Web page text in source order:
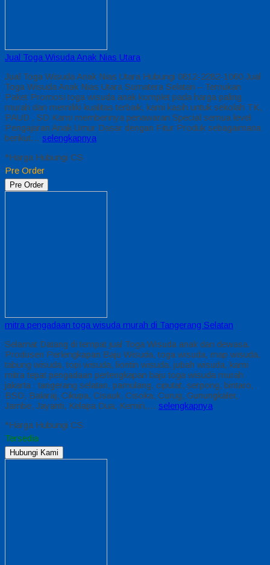
Jual Toga Wisuda Anak Nias Utara
Jual Toga Wisuda Anak Nias Utara Hubungi 0812-2282-1060 Jual
Toga Wisuda Anak Nias Utara Sumatera Selatan – Temukan
Paket Promosi toga wisuda anak komplet pada harga paling
murah dan memiliki kualitas terbaik, kami kasih untuk sekolah TK,
PAUD , SD Kami memberinya penawaran Special semua level
Pengajaran Anak Umur Dasar dengan Fitur Produk sebagaimana
berikut… selengkapnya
*Harga Hubungi CS
Pre Order
Pre Order
mitra pengadaan toga wisuda murah di Tangerang Selatan
Selamat Datang di tempat jual Toga Wisuda anak dan dewasa.
Produsen Perlengkapan Baju Wisuda, toga wisuda, map wisuda,
tabung wisuda, topi wisuda, liontin wisuda, jubah wisuda, kami
mitra tepat pengadaan perlengkapan baju toga wisuda murah
jakarta : tangerang selatan, pamulang, ciputat, serpong, bintaro,
BSD, Balaraj, Cikupa, Cisauk, Cisoka, Curug, Gunungkaler,
Jambe, Jayanti, Kelapa Dua, Kemiri,… selengkapnya
*Harga Hubungi CS
Tersedia
Hubungi Kami